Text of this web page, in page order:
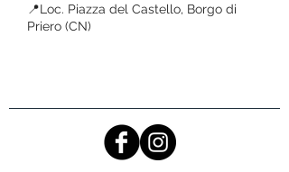
📍Loc. Piazza del Castello, Borgo di
Priero (CN)